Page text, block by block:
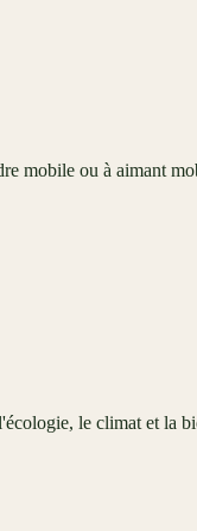
mobile ou à aimant
le climat et la